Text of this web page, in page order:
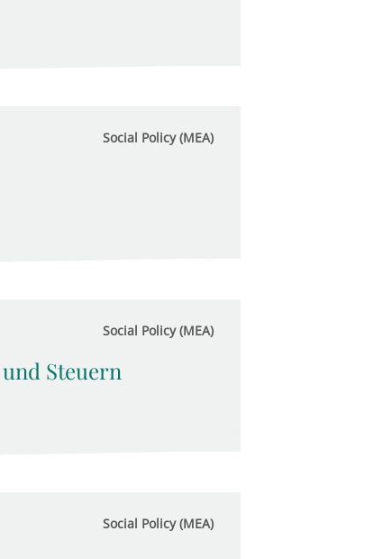
Social Policy (MEA)
Social Policy (MEA)
Steuern
Social Policy (MEA)